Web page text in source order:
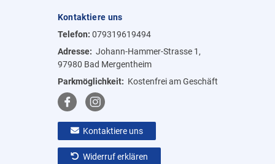
Kontaktiere uns
Telefon: 079319619494
Adresse: Johann-Hammer-Strasse 1,
97980 Bad Mergentheim
Parkmöglichkeit: Kostenfrei am Geschäft
Kontaktiere uns
Widerruf erklären